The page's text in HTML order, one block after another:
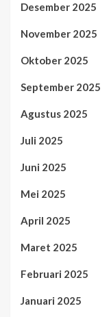
Desember 2025
November 2025
Oktober 2025
September 2025
Agustus 2025
Juli 2025
Juni 2025
Mei 2025
April 2025
Maret 2025
Februari 2025
Januari 2025